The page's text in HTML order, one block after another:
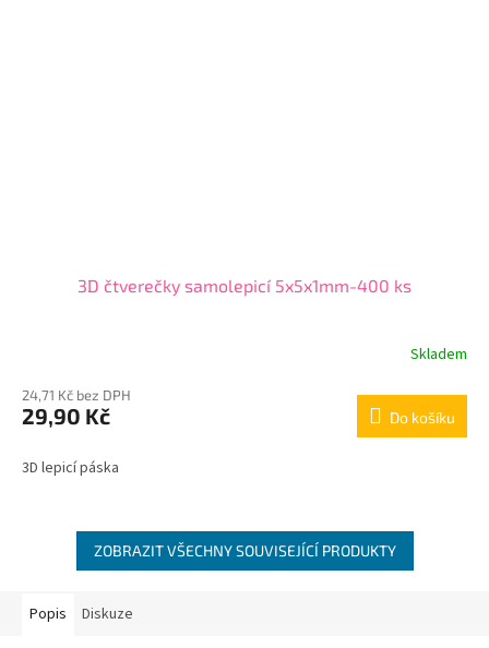
3D čtverečky samolepicí 5x5x1mm-400 ks
Skladem
24,71 Kč bez DPH
29,90 Kč Do košíku
3D lepicí páska
ZOBRAZIT VŠECHNY SOUVISEJÍCÍ PRODUKTY
Popis Diskuze